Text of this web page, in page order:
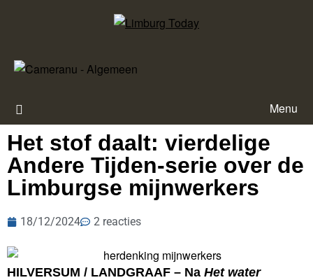
Menu
Het stof daalt: vierdelige
Andere Tijden-serie over de
Limburgse mijnwerkers
18/12/2024 2 reacties
HILVERSUM / LANDGRAAF – Na Het water